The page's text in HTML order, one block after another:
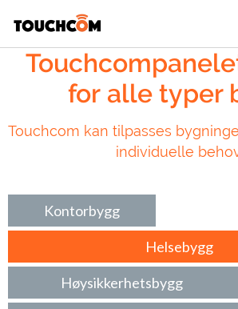
for alle typer
Touchcom kan tilpasses
individuelle
Kontorbygg
Helsebygg
Høysikkerhetsbygg